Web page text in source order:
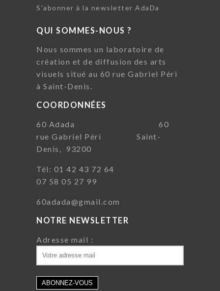
S'abonner à la newsletter AdaDa
QUI SOMMES-NOUS ?
Nous sommes un laboratoire de
création et de diffusion des arts
visuels situé au 60 rue Gabriel Péri
à Saint-Denis.
COORDONNÉES
60 Adada 60
rue Gabriel Péri Saint-
Denis, 93200
Tél: 01 42 43 72 64
07 58 05 27 99
60adada@gmail.com
NOTRE NEWSLETTER
Adresse mail :